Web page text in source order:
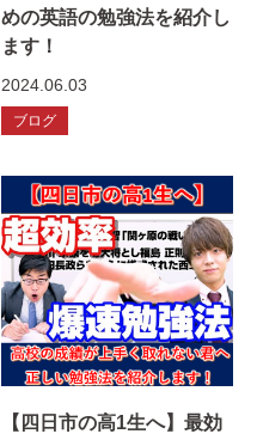
めの英語の勉強法を紹介し
ます！
2024.06.03
ブログ
【四日市の高1生へ】最効